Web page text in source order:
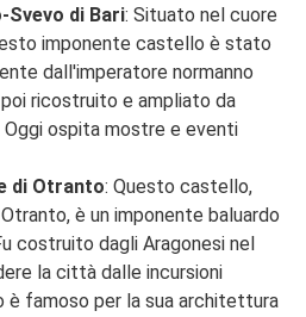
Svevo di Bari: Situato nel cuore
imponente castello è stato
dall'imperatore normanno
ricostruito e ampliato da
Oggi ospita mostre e eventi
di Otranto: Questo castello,
è un imponente baluardo
costruito dagli Aragonesi nel
la città dalle incursioni
famoso per la sua architettura